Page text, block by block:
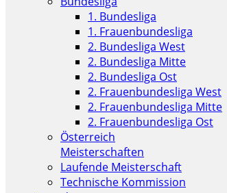
1. Bundesliga
1. Frauenbundesliga
2. Bundesliga West
2. Bundesliga Mitte
2. Bundesliga Ost
2. Frauenbundesliga West
2. Frauenbundesliga Mitte
2. Frauenbundesliga Ost
Österreich
Meisterschaften
Laufende Meisterschaft
Technische Kommission